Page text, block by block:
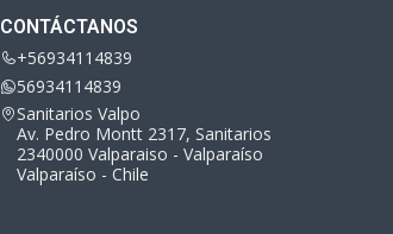
CONTÁCTANOS
+56934114839
56934114839
Sanitarios Valpo
Av. Pedro Montt 2317, Sanitarios
2340000 Valparaiso - Valparaíso
Valparaíso - Chile